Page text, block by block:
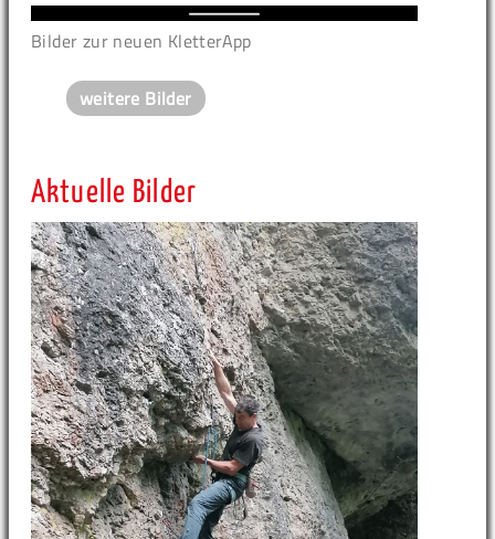
Bilder zur neuen KletterApp
weitere Bilder
Aktuelle Bilder